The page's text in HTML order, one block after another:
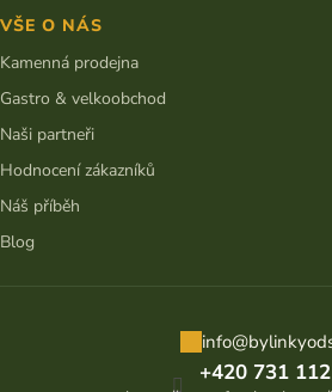
info@
+420 731
VŠE O NÁS
Kamenná prodejna
Gastro & velkoobchod
Naši partneři
Hodnocení zákazníků
Náš příběh
Blog